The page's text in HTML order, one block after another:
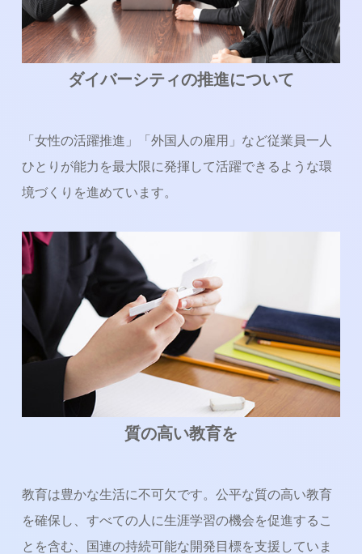
ダイバーシティの推進について
「女性の活躍推進」「外国人の雇用」など従業員一人
ひとりが能力を最大限に発揮して活躍できるような環
境づくりを進めています。
質の高い教育を
教育は豊かな生活に不可欠です。公平な質の高い教育
を確保し、すべての人に生涯学習の機会を促進するこ
とを含む、国連の持続可能な開発目標を支援していま